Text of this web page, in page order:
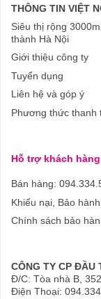
THÔNG TIN VIỆT
Siêu thị rộng
thành Hà Nội
Giới thiệu công ty
Tuyển dụng
Liên hệ và góp ý
Phương thức thanh
Hỗ trợ khách hàng
Bán hàng:
Khiếu nại, Bảo
Chính sách bảo
CÔNG TY CP ĐẦU
Đ/C: Tòa nhà B,
Điện Thoại: